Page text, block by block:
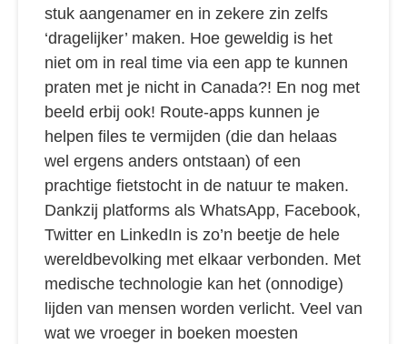
stuk aangenamer en in zekere zin zelfs
‘dragelijker’ maken. Hoe geweldig is het
niet om in real time via een app te kunnen
praten met je nicht in Canada?! En nog met
beeld erbij ook! Route-apps kunnen je
helpen files te vermijden (die dan helaas
wel ergens anders ontstaan) of een
prachtige fietstocht in de natuur te maken.
Dankzij platforms als WhatsApp, Facebook,
Twitter en LinkedIn is zo’n beetje de hele
wereldbevolking met elkaar verbonden. Met
medische technologie kan het (onnodige)
lijden van mensen worden verlicht. Veel van
wat we vroeger in boeken moesten